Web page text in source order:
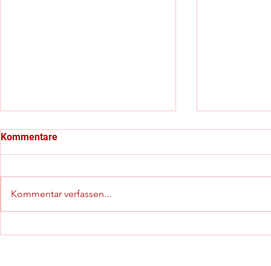
Kommentare
Kommentar verfassen...